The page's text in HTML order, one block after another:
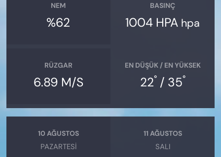
NEM
%62
BASINÇ
1004 HPA hpa
RÜZGAR
6.89 M/S
EN DÜŞÜK / EN YÜKSEK
22°/ 35°
10 AĞUSTOS
PAZARTESI
11 AĞUSTOS
SALI